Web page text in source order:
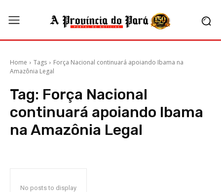
Home Tags
Força Nacional continuará apoiando Ibama na
Amazônia Legal
Tag: Força Nacional
continuará apoiando Ibama
na Amazônia Legal
No posts to display